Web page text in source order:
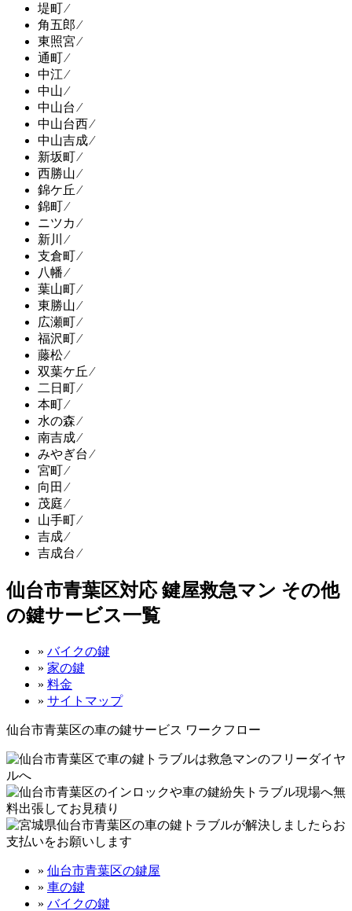
堤町 ⁄
角五郎 ⁄
東照宮 ⁄
通町 ⁄
中江 ⁄
中山 ⁄
中山台 ⁄
中山台西 ⁄
中山吉成 ⁄
新坂町 ⁄
西勝山 ⁄
錦ケ丘 ⁄
錦町 ⁄
ニツカ ⁄
新川 ⁄
支倉町 ⁄
八幡 ⁄
葉山町 ⁄
東勝山 ⁄
広瀬町 ⁄
福沢町 ⁄
藤松 ⁄
双葉ケ丘 ⁄
二日町 ⁄
本町 ⁄
水の森 ⁄
南吉成 ⁄
みやぎ台 ⁄
宮町 ⁄
向田 ⁄
茂庭 ⁄
山手町 ⁄
吉成 ⁄
吉成台 ⁄
仙台市青葉区対応 鍵屋救急マン その他
の鍵サービス一覧
» バイクの鍵
» 家の鍵
» 料金
» サイトマップ
仙台市青葉区の車の鍵サービス ワークフロー
» 仙台市青葉区の鍵屋
» 車の鍵
» バイクの鍵